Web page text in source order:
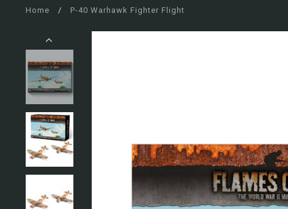
Home / P-40 Warhawk Fighter Flight